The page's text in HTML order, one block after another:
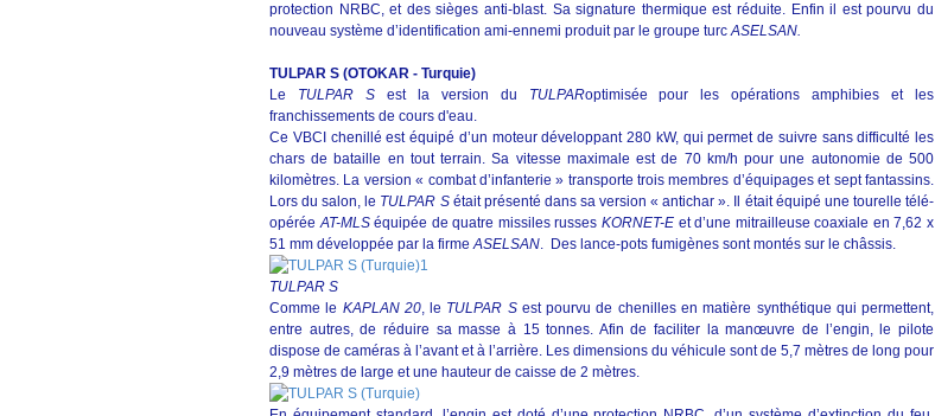
protection NRBC, et des sièges anti-blast. Sa signature thermique est réduite. Enfin il est pourvu du
nouveau système d’identification ami-ennemi produit par le groupe turcASELSAN.
TULPAR S (OTOKAR - Turquie)
Le TULPAR Sest la version du TULPARoptimisée pour les opérations amphibies et les
franchissements de cours d'eau.
Ce VBCI chenillé est équipé d’un moteur développant 280 kW, qui permet de suivre sans difficulté les
chars de bataille en tout terrain. Sa vitesse maximale est de 70 km/h pour une autonomie de 500
kilomètres. La version « combat d’infanterie » transporte trois membres d’équipages et sept fantassins.
Lors du salon, le TULPAR Sétait présenté dans sa version « antichar ». Il était équipé une tourelle télé-
opéréeAT-MLSéquipée de quatre missiles russesKORNET-E et d’une mitrailleuse coaxiale en 7,62 x
51 mm développée par la firmeASELSAN. Des lance-pots fumigènes sont montés sur le châssis.
TULPAR S
Comme le KAPLAN 20, le TULPAR Sest pourvu de chenilles en matière synthétique qui permettent,
entre autres, de réduire sa masse à 15 tonnes. Afin de faciliter la manœuvre de l’engin, le pilote
dispose de caméras à l’avant et à l’arrière. Les dimensions du véhicule sont de 5,7 mètres de long pour
2,9 mètres de large et une hauteur de caisse de 2 mètres.